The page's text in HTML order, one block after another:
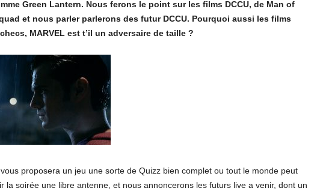
Green Lantern. Nous ferons le point sur les films DCCU, de Man of
et nous parler parlerons des futur DCCU. Pourquoi aussi les films
MARVEL est t’il un adversaire de taille ?
proposera un jeu une sorte de Quizz bien complet ou tout le monde peut
la soirée une libre antenne, et nous annoncerons les futurs live a venir, dont un